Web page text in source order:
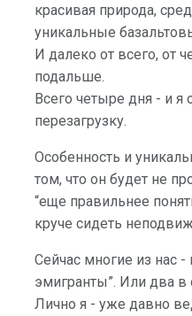
красивая природа,
уникальные
И далеко от всего, от
подальше.
Всего четыре дня - и
перезагрузку.
Особенность и
том, что он будет не
“еще правильнее
круче сидеть
Сейчас многие из нас
эмигранты”. Или два в
Лично я - уже давно